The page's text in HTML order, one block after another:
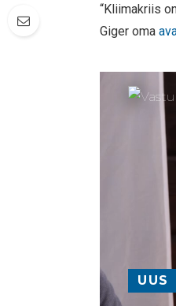
“Kliimakriis
Giger oma
UUS